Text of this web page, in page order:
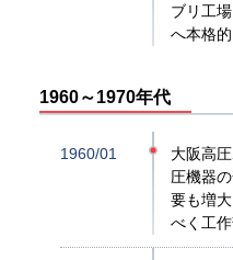
ブリ工
へ本格
1960～1970年代
1960/01
大阪高
圧機器
要も増
べく工